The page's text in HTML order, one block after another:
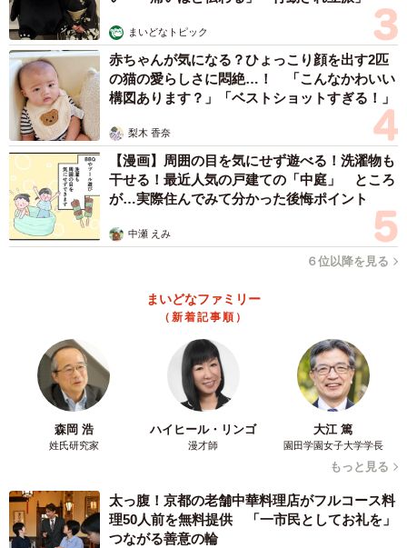
3/23
お迎え初日。「先住猫になめられたらあかん」決意の表情を浮かべるれ
んれんくん（画像提供：キジあにゃさん）
初対面のれんれんくんに対し、先住の姉猫たちは大騒ぎ。
『男の子！？』『なにこの子！』と、威嚇の嵐だったそう
です。
「でも、れんれんは全然動じなくて、ずんずん家の中を探
まいどなトピック
赤ちゃんが気になる？ひょっこり顔を出す2匹
の猫の愛らしさに悶絶…！ 「こんなかわいい
構図あります？」「ベストショットすぎる！」
梨木 香奈
【漫画】周囲の目を気にせず遊べる！洗濯物も
干せる！最近人気の戸建ての「中庭」 ところ
が…実際住んでみて分かった後悔ポイント
中瀬 えみ
６位以降を見る
まいどなファミリー
（新着記事順）
森岡 浩
姓氏研究家
ハイヒール・リンゴ
漫才師
大江 篤
園田学園女子大学学長
もっと見る
太っ腹！京都の老舗中華料理店がフルコース料
理50人前を無料提供 「一市民としてお礼を」
つながる善意の輪